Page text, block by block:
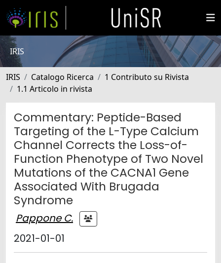
IRIS
IRIS Catalogo Ricerca
1 Contributo su Rivista
1.1 Articolo in rivista
Commentary: Peptide-Based
Targeting of the L-Type Calcium
Channel Corrects the Loss-of-
Function Phenotype of Two Novel
Mutations of the CACNA1 Gene
Associated With Brugada
Syndrome
Pappone C.
2021-01-01